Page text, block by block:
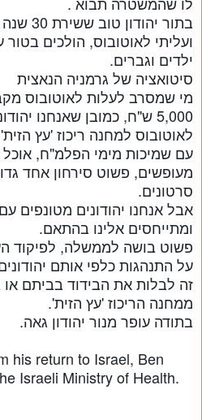
בתור
ועליתי לאוטובוס, הולכים
ילדים וגברים.
סיטואציה של גרמניה הנאצית
מי שמסרב לעלות לאוטובוס
5,000 ש"ח, כמובן שאנחנו
לאוטובוס למחנה ריכוז 'עץ
עם שמיכות מימי הפלמ"ח, אוכל
מעופשים, פשוט סירחון אחד
סרטונים.
אבל אנחנו יהודונים מטונפים
ומתייחסים אלינו בהתאם.
פשוט בושה לממשלה, לפיקוד
על התנהגות כלפי אותם
זה לבלות את הבידוד בביתם או
ממחנה הריכוז 'עץ הזית'.
בתודה עופר מנור יהודון גאה.
his return to Israel, Ben
Israeli Ministry of Health.